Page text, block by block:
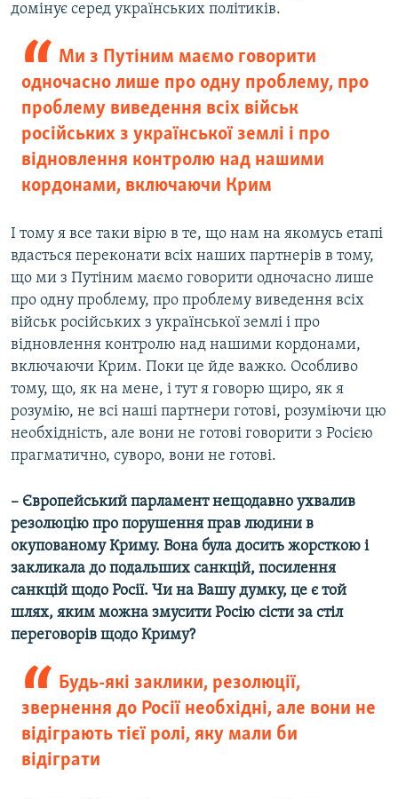
домінує серед українських політиків.
Ми з Путіним маємо говорити
одночасно лише про одну проблему, про
проблему виведення всіх військ
російських з української землі і про
відновлення контролю над нашими
кордонами, включаючи Крим
І тому я все таки вірю в те, що нам на якомусь етапі
вдасться переконати всіх наших партнерів в тому,
що ми з Путіним маємо говорити одночасно лише
про одну проблему, про проблему виведення всіх
військ російських з української землі і про
відновлення контролю над нашими кордонами,
включаючи Крим. Поки це йде важко. Особливо
тому, що, як на мене, і тут я говорю щиро, як я
розумію, не всі наші партнери готові, розуміючи цю
необхідність, але вони не готові говорити з Росією
прагматично, суворо, вони не готові.
– Європейський парламент нещодавно ухвалив
резолюцію про порушення прав людини в
окупованому Криму. Вона була досить жорсткою і
закликала до подальших санкцій, посилення
санкцій щодо Росії. Чи на Вашу думку, це є той
шлях, яким можна змусити Росію сісти за стіл
переговорів щодо Криму?
Будь-які заклики, резолюції,
звернення до Росії необхідні, але вони не
відіграють тієї ролі, яку мали би
відіграти